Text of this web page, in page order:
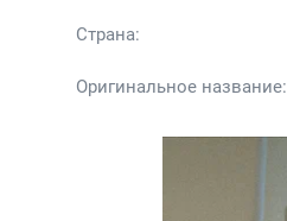
Страна:
Оригинальное название: